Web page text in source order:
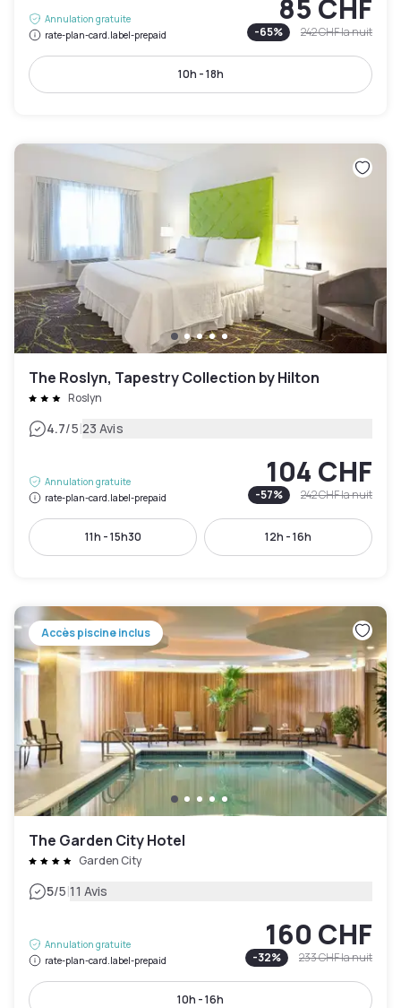
Annulation gratuite
rate-plan-card.label-prepaid
85 CHF
-65% 242 CHFla nuit
10h - 18h
The Roslyn, Tapestry Collection by Hilton
Roslyn
4.7/5|23 Avis
Annulation gratuite
rate-plan-card.label-prepaid
104 CHF
-57% 242 CHFla nuit
11h - 15h30 12h - 16h
Accès piscine inclus
The Garden City Hotel
Garden City
5/5|11 Avis
Annulation gratuite
rate-plan-card.label-prepaid
160 CHF
-32% 233 CHFla nuit
10h - 16h